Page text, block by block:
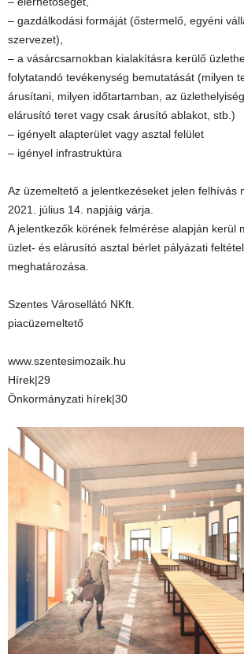
– gazdálkodási formáját (őstermelő, egyéni
szervezet),
– a vásárcsarnokban kialakításra kerülő
folytatandó tevékenység bemutatását (milyen
árusítani, milyen időtartamban, az
elárusító teret vagy csak árusító ablakot, stb.)
– igényelt alapterület vagy asztal felület
– igényel infrastruktúra
Az üzemeltető a jelentkezéseket jelen felhívás
2021. július 14. napjáig várja.
A jelentkezők körének felmérése alapján kerül
üzlet- és elárusító asztal bérlet pályázati
meghatározása.
Szentes Városellátó NKft.
piacüzemeltető
www.szentesimozaik.hu
Hírek|29
Önkormányzati hírek|30